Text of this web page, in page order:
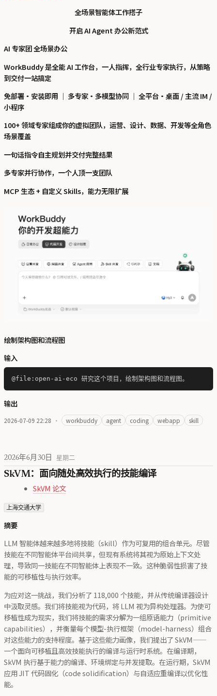
全场景智能体工作搭子
开启 AI Agent 办公新范式
AI 专家团 全场景办公
WorkBuddy 是全能 AI 工作台，一人指挥，全行业专家执行，从策略
到交付一站搞定
免部署·安装即用 ｜ 多专家·多模型协同 ｜ 全平台·桌面 / 主流 IM /
小程序
100+ 领域专家组成你的虚拟团队，运营、设计、数据、开发等全角色
场景覆盖
一句话指令自主规划并交付完整结果
多专家并行协作，一个人顶一支团队
MCP 生态 + 自定义 Skills，能力无限扩展
绘制架构图和流程图
输入
输出
2026-07-09 22:28 · workbuddy agent coding webapp skill
2026年6月30日 星期二
SkVM：面向随处高效执行的技能编译
SkVM 论文
上海交通大学
摘要
LLM 智能体越来越多地将技能（skill）作为可复用的组合单元。尽管
技能在不同智能体平台间共享，但现有系统将其视为原始上下文处
理，导致同一技能在不同智能体上表现不一致。这种脆弱性损害了技
能的可移植性与执行效率。
为应对这一挑战，我们分析了 118,000 个技能，并从传统编译器设计
中汲取灵感。我们将技能视为代码，将 LLM 视为异构处理器。为使可
移植性成为现实，我们将技能的需求分解为一组原语能力（primitive
capabilities），并衡量每个模型-执行框架（model-harness）组合
对这些能力的支持程度。基于这些能力画像，我们提出了 SkVM——
一个面向可移植且高效技能执行的编译与运行时系统。在编译期，
SkVM 执行基于能力的编译、环境绑定与并发提取。在运行期，SkVM
应用 JIT 代码固化（code solidification）与自适应重编译以优化性
能。